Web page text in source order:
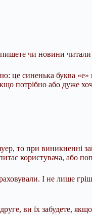
чи новини читали
це синенька буква «е»
потрібно або дуже
то при виникненні
користувача, або
І не лише
ви їх забудете,